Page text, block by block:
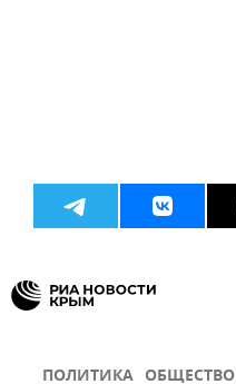
ПОЛИТИКА ОБЩЕСТВО